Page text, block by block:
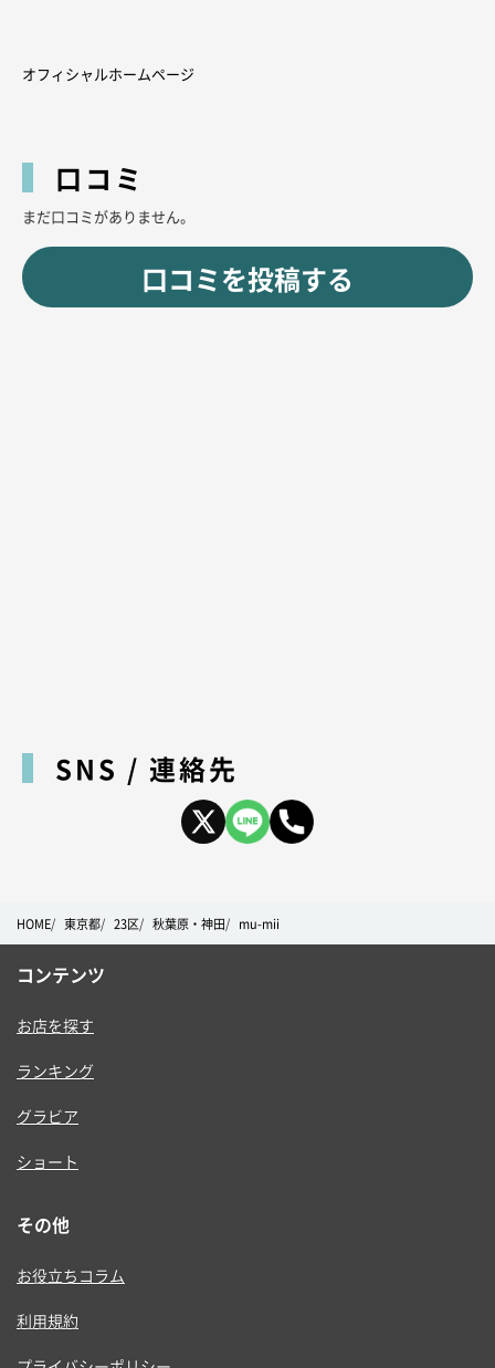
オフィシャルホームページ
口コミ
まだ口コミがありません。
口コミを投稿する
SNS / 連絡先
HOME 東京都 23区 秋葉原・神田 mu-mii
コンテンツ
お店を探す
ランキング
グラビア
ショート
その他
お役立ちコラム
利用規約